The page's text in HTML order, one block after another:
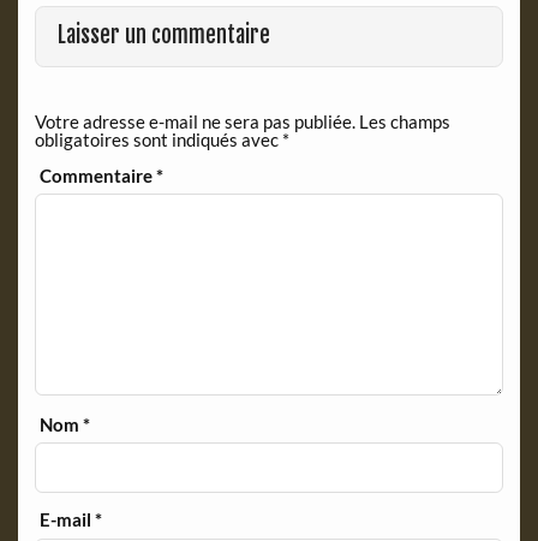
o
k
r
e
d
l
y
Laisser un commentaire
Votre adresse e-mail ne sera pas publiée. Les champs
obligatoires sont indiqués avec *
Commentaire*
Nom*
E-mail*